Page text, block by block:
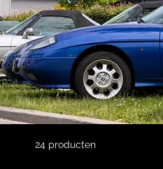
24 producten